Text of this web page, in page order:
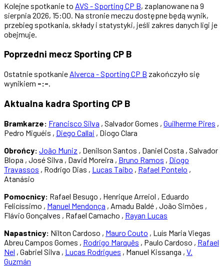
Kolejne spotkanie to AVS - Sporting CP B, zaplanowane na 9
sierpnia 2026, 15:00. Na stronie meczu dostępne będą wynik,
przebieg spotkania, składy i statystyki, jeśli zakres danych ligi je
obejmuje.
Poprzedni mecz Sporting CP B
Ostatnie spotkanie Alverca - Sporting CP B zakończyło się
wynikiem -:-.
Aktualna kadra Sporting CP B
Bramkarze: Francisco Silva , Salvador Gomes , Guilherme Pires ,
Pedro Miguéis , Diego Callai , Diogo Clara
Obrońcy: João Muniz , Denilson Santos , Daniel Costa , Salvador
Blopa , José Silva , David Moreira , Bruno Ramos , Diogo
Travassos , Rodrigo Dias , Lucas Taibo , Rafael Pontelo ,
Atanásio
Pomocnicy: Rafael Besugo , Henrique Arreiol , Eduardo
Felicíssimo , Manuel Mendonça , Amadu Baldé , João Simões ,
Flávio Gonçalves , Rafael Camacho , Rayan Lucas
Napastnicy: Nilton Cardoso , Mauro Couto , Luís Maria Viegas
Abreu Campos Gomes , Rodrigo Marquês , Paulo Cardoso , Rafael
Nel , Gabriel Silva , Lucas Rodrigues , Manuel Kissanga , V.
Guzmán